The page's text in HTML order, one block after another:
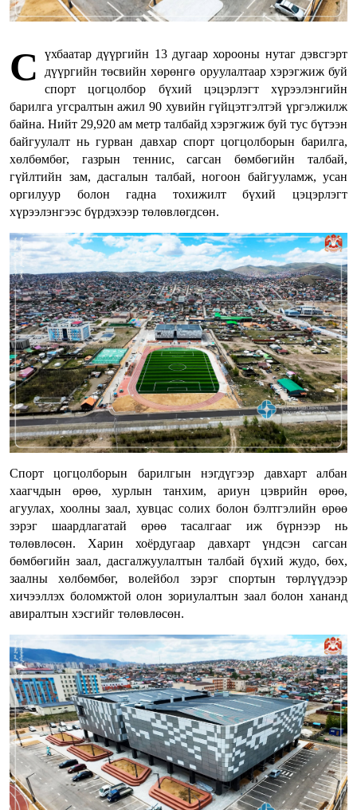
С
үхбаатар дүүргийн 13 дугаар хорооны нутаг дэвсгэрт
дүүргийн төсвийн хөрөнгө оруулалтаар хэрэгжиж буй
спорт цогцолбор бүхий цэцэрлэгт хүрээлэнгийн
барилга угсралтын ажил 90 хувийн гүйцэтгэлтэй үргэлжилж
байна. Нийт 29,920 ам метр талбайд хэрэгжиж буй тус бүтээн
байгуулалт нь гурван давхар спорт цогцолборын барилга,
хөлбөмбөг, газрын теннис, сагсан бөмбөгийн талбай,
гүйлтийн зам, дасгалын талбай, ногоон байгууламж, усан
оргилуур болон гадна тохижилт бүхий цэцэрлэгт
хүрээлэнгээс бүрдэхээр төлөвлөгдсөн.
Спорт цогцолборын барилгын нэгдүгээр давхарт албан
хаагчдын өрөө, хурлын танхим, ариун цэврийн өрөө,
агуулах, хоолны заал, хувцас солих болон бэлтгэлийн өрөө
зэрэг шаардлагатай өрөө тасалгааг иж бүрнээр нь
төлөвлөсөн. Харин хоёрдугаар давхарт үндсэн сагсан
бөмбөгийн заал, дасгалжуулалтын талбай бүхий жудо, бөх,
заалны хөлбөмбөг, волейбол зэрэг спортын төрлүүдээр
хичээллэх боломжтой олон зориулалтын заал болон хананд
авиралтын хэсгийг төлөвлөсөн.